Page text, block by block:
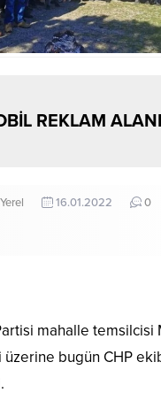
REKLAM ALANI
Yerel 16.01.2022 0
mahalle temsilcisi
üzerine bugün CHP